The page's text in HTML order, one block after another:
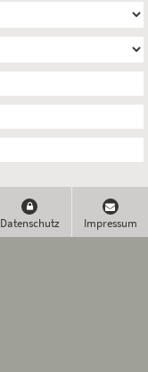
Datenschutz Impressum